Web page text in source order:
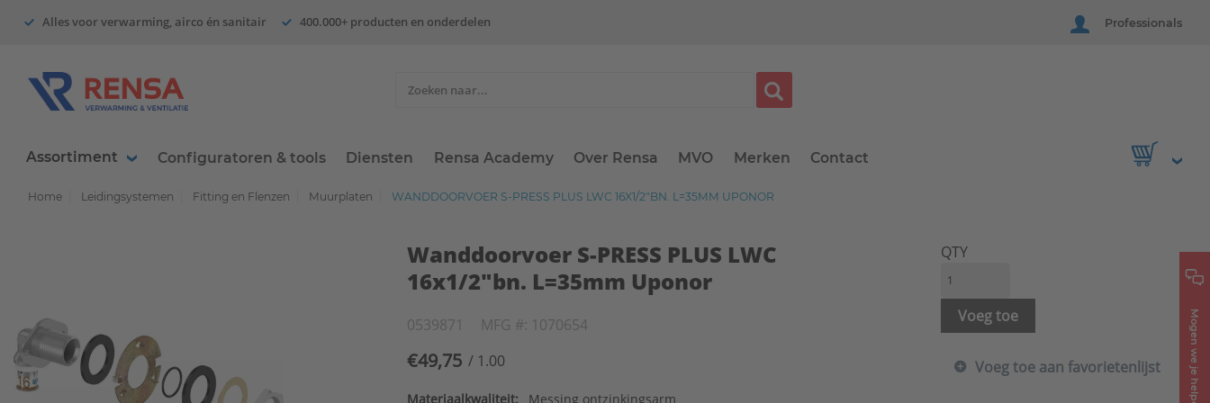
Alles voor verwarming, airco én sanitair 400.000+ producten en onderdelen Professionals
Assortiment Configuratoren & tools Diensten Rensa Academy Over Rensa MVO Merken Contact
Mogen we je helpen?
Home Leidingsystemen Fitting en Flenzen Muurplaten WANDDOORVOER S-PRESS PLUS LWC 16X1/2"BN. L=35MM UPONOR
Wanddoorvoer S-PRESS PLUS LWC
16x1/2"bn. L=35mm Uponor
0539871 MFG #: 1070654
€49,75 / 1.00
Materiaalkwaliteit:
Messing ontzinkingsarm
QTY
Voeg toe
Voeg toe aan favorietenlijst